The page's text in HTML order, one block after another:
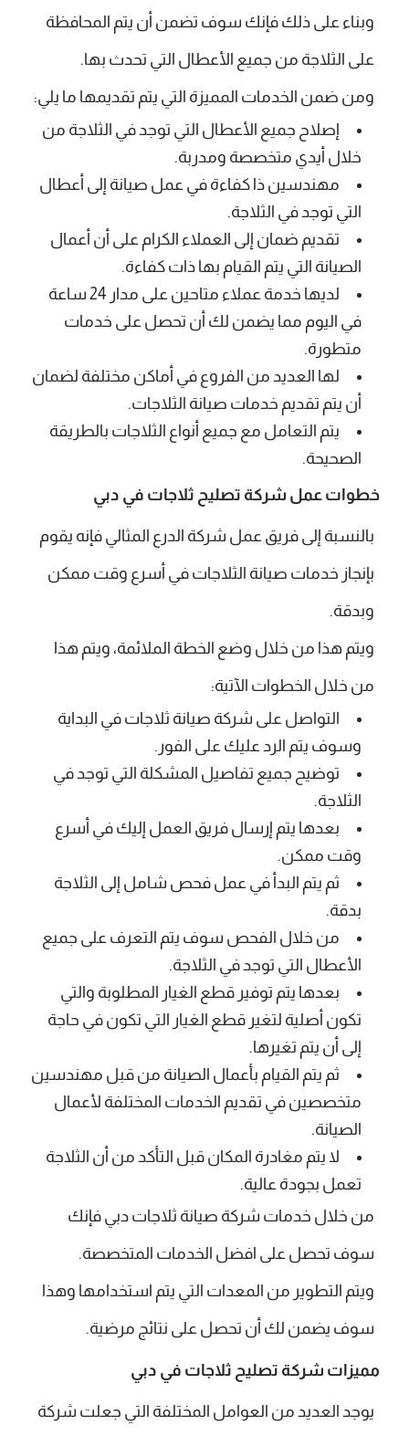
وبناء على ذلك فإنك سوف تضمن أن يتم المحافظة
على الثلاجة من جميع الأعطال التي تحدث بها.
ومن ضمن الخدمات المميزة التي يتم تقديمها ما يلي:
إصلاح جميع الأعطال التي توجد في الثلاجة من
خلال أيدي متخصصة ومدربة.
مهندسين ذا كفاءة في عمل صيانة إلى أعطال
التي توجد في الثلاجة.
تقديم ضمان إلى العملاء الكرام على أن أعمال
الصيانة التي يتم القيام بها ذات كفاءة.
لديها خدمة عملاء متاحين على مدار 24 ساعة
في اليوم مما يضمن لك أن تحصل على خدمات
متطورة.
لها العديد من الفروع في أماكن مختلفة لضمان
أن يتم تقديم خدمات صيانة الثلاجات.
يتم التعامل مع جميع أنواع الثلاجات بالطريقة
الصحيحة.
خطوات عمل شركة تصليح ثلاجات في دبي
بالنسبة إلى فريق عمل شركة الدرع المثالي فإنه يقوم
بإنجاز خدمات صيانة الثلاجات في أسرع وقت ممكن
وبدقة.
ويتم هذا من خلال وضع الخطة الملائمة، ويتم هذا
من خلال الخطوات الآتية:
التواصل على شركة صيانة ثلاجات في البداية
وسوف يتم الرد عليك على الفور.
توضيح جميع تفاصيل المشكلة التي توجد في
الثلاجة.
بعدها يتم إرسال فريق العمل إليك في أسرع
وقت ممكن.
ثم يتم البدأ في عمل فحص شامل إلى الثلاجة
بدقة.
من خلال الفحص سوف يتم التعرف على جميع
الأعطال التي توجد في الثلاجة.
بعدها يتم توفير قطع الغيار المطلوبة والتي
تكون أصلية لتغير قطع الغيار التي تكون في حاجة
إلى أن يتم تغيرها.
ثم يتم القيام بأعمال الصيانة من قبل مهندسين
متخصصين في تقديم الخدمات المختلفة لأعمال
الصيانة.
لا يتم مغادرة المكان قبل التأكد من أن الثلاجة
تعمل بجودة عالية.
من خلال خدمات شركة صيانة ثلاجات دبي فإنك
سوف تحصل على افضل الخدمات المتخصصة.
ويتم التطوير من المعدات التي يتم استخدامها وهذا
سوف يضمن لك أن تحصل على نتائج مرضية.
مميزات شركة تصليح ثلاجات في دبي
يوجد العديد من العوامل المختلفة التي جعلت شركة